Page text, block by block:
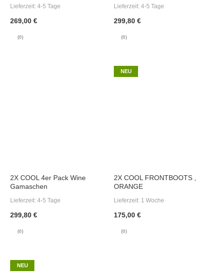
Lieferzeit: 4-5 Tage
269,00 €
(0)
Lieferzeit: 4-5 Tage
299,80 €
(0)
2X COOL 4er Pack Wine
Gamaschen
Lieferzeit: 4-5 Tage
299,80 €
(0)
NEU
2X COOL FRONTBOOTS ,
ORANGE
Lieferzeit: 1 Woche
175,00 €
(0)
NEU